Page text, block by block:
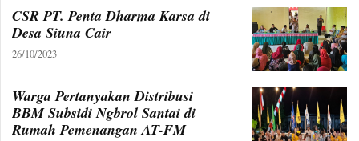
CSR PT. Penta Dharma Karsa di
Desa Siuna Cair
26/10/2023
Warga Pertanyakan Distribusi
BBM Subsidi Ngbrol Santai di
Rumah Pemenangan AT-FM